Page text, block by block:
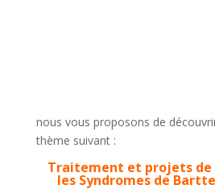
nous vous proposons de
thème suivant :
Traitement et projets de
les Syndromes de